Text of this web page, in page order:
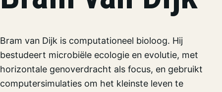
Bram van Dijk is computationeel bioloog. Hij
bestudeert microbiële ecologie en evolutie, met
horizontale genoverdracht als focus, en gebruikt
computersimulaties om het kleinste leven te